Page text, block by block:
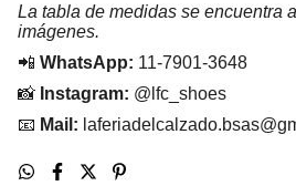
La tabla de medidas se encuentra
imágenes.
📲 WhatsApp: 11-7901-3648
📸 Instagram: @lfc_shoes
📧 Mail: